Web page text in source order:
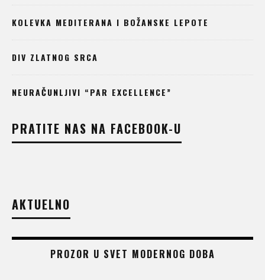
KOLEVKA MEDITERANA I BOŽANSKE LEPOTE
DIV ZLATNOG SRCA
NEURAČUNLJIVI “PAR EXCELLENCE”
PRATITE NAS NA FACEBOOK-U
AKTUELNO
PROZOR U SVET MODERNOG DOBA